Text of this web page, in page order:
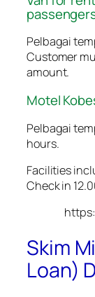
Pelbagai
Customer
amount.
Motel
Pelbagai
hours.
Facilities
Check in
Skim
Loan)